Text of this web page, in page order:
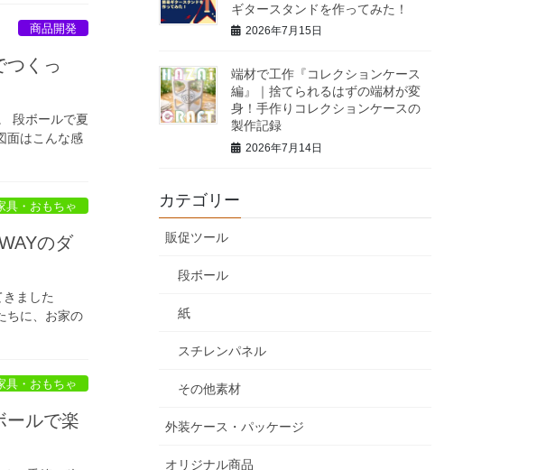
商品開発
つくっ
段ボールで夏
面はこんな感
具・おもちゃ
のダ
ました
ちに、お家の
具・おもちゃ
ールで楽
ギタースタンドを作ってみた！
2026年7月15日
端材で工作『コレクションケース
編』｜捨てられるはずの端材が変
身！手作りコレクションケースの
製作記録
2026年7月14日
カテゴリー
販促ツール
段ボール
紙
スチレンパネル
その他素材
外装ケース・パッケージ
オリジナル商品